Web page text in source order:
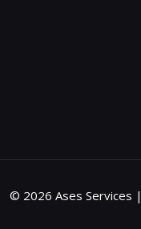
© 2026 Ases Services